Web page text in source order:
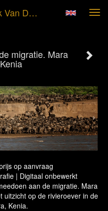
Louis Drent - De Oversteek Van De Migratie. Mara Rivier, Kenia
migratie. Mara
op aanvraag
| Digitaal onbewerkt
aan de migratie. Mara
uitzicht op de rivieroever in de
Kenia.